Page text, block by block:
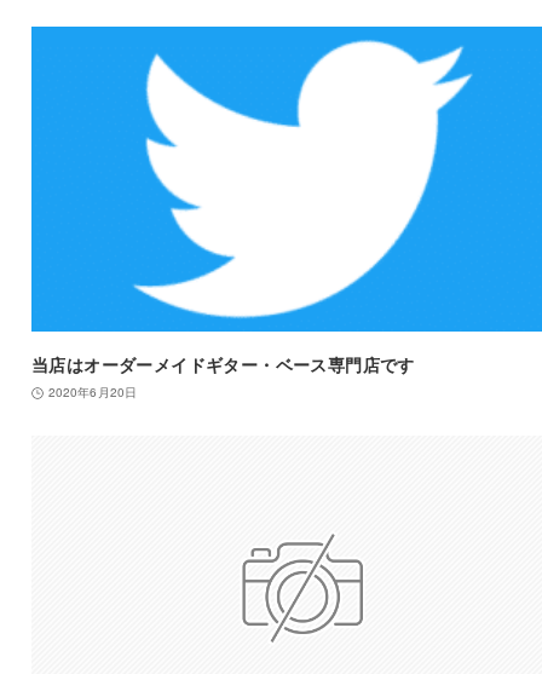
当店はオーダーメイドギター・ベース専門店です
2020年6月20日